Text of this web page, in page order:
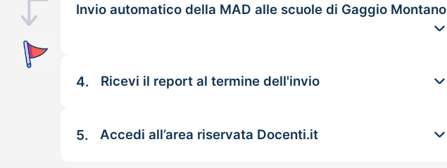
Invio automatico della MAD alle scuole di Gaggio Montano
4. Ricevi il report al termine dell'invio
5. Accedi all’area riservata Docenti.it